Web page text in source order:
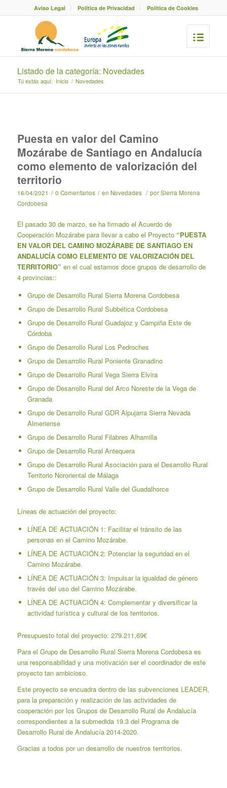
Aviso Legal Política de Privacidad Política de Cookies
Listado de la categoría: Novedades
Tú estás aquí: Inicio / Novedades
Puesta en valor del Camino
Mozárabe de Santiago en Andalucía
como elemento de valorización del
territorio
16/04/2021 / 0 Comentarios / en Novedades / porSierra Morena
Cordobesa
El pasado 30 de marzo, se ha firmado el Acuerdo de
Cooperación Mozárabe para llevar a cabo el Proyecto “PUESTA
EN VALOR DEL CAMINO MOZÁRABE DE SANTIAGO EN
ANDALUCÍA COMO ELEMENTO DE VALORIZACIÓN DEL
TERRITORIO” en el cual estamos doce grupos de desarrollo de
4 provincias::
Grupo de Desarrollo Rural Sierra Morena Cordobesa
Grupo de Desarrollo Rural Subbética Cordobesa
Grupo de Desarrollo Rural Guadajoz y Campiña Este de
Córdoba
Grupo de Desarrollo Rural Los Pedroches
Grupo de Desarrollo Rural Poniente Granadino
Grupo de Desarrollo Rural Vega Sierra Elvira
Grupo de Desarrollo Rural del Arco Noreste de la Vega de
Granada
Grupo de Desarrollo Rural GDR Alpujarra Sierra Nevada
Almeriense
Grupo de Desarrollo Rural Filabres Alhamilla
Grupo de Desarrollo Rural Antequera
Grupo de Desarrollo Rural Asociación para el Desarrollo Rural
Territorio Nororiental de Málaga
Grupo de Desarrollo Rural Valle del Guadalhorce
Líneas de actuación del proyecto:
LÍNEA DE ACTUACIÓN 1: Facilitar el tránsito de las
personas en el Camino Mozárabe.
LÍNEA DE ACTUACIÓN 2: Potenciar la seguridad en el
Camino Mozárabe.
LÍNEA DE ACTUACIÓN 3: Impulsar la igualdad de género
través del uso del Camino Mozárabe.
LÍNEA DE ACTUACIÓN 4: Complementar y diversificar la
actividad turística y cultural de los territorios.
Presupuesto total del proyecto: 279.211,69€
Para el Grupo de Desarrollo Rural Sierra Morena Cordobesa es
una responsabilidad y una motivación ser el coordinador de este
proyecto tan ambicioso.
Este proyecto se encuadra dentro de las subvenciones LEADER,
para la preparación y realización de las actividades de
cooperación por los Grupos de Desarrollo Rural de Andalucía
correspondientes a la submedida 19.3 del Programa de
Desarrollo Rural de Andalucía 2014-2020.
Gracias a todos por un desarrollo de nuestros territorios.